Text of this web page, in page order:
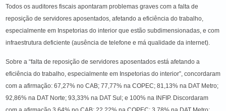
Todos os auditores fiscais apontaram problemas graves com a falta de
reposição de servidores aposentados, afetando a eficiência do trabalho,
especialmente em Inspetorias do interior que estão subdimensionadas, e com
infraestrutura deficiente (ausência de telefone e má qualidade da internet).
Sobre a “falta de reposição de servidores aposentados está afetando a
eficiência do trabalho, especialmente em Inspetorias do interior”, concordaram
com a afirmação: 67,27% no CAB; 77,77% na COPEC; 81,13% na DAT Metro;
92,86% na DAT Norte; 93,33% na DAT Sul; e 100% na INFIP. Discordaram